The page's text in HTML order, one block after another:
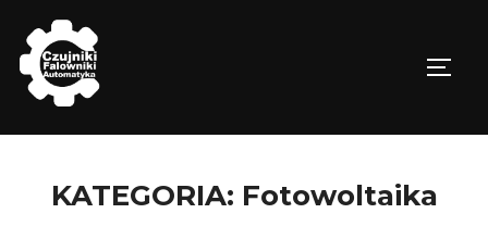
content
KATEGORIA: Fotowoltaika